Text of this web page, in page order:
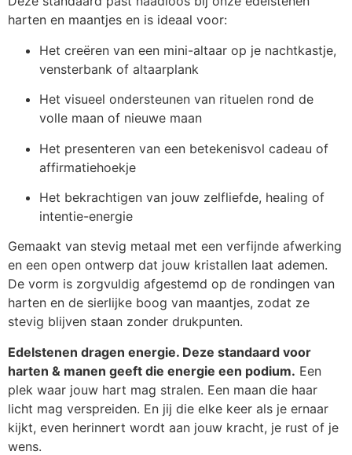
harten en maantjes en is ideaal voor:
Het creëren van een mini-altaar op je nachtkastje,
vensterbank of altaarplank
Het visueel ondersteunen van rituelen rond de
volle maan of nieuwe maan
Het presenteren van een betekenisvol cadeau of
affirmatiehoekje
Het bekrachtigen van jouw zelfliefde, healing of
intentie-energie
Gemaakt van stevig metaal met een verfijnde afwerking
en een open ontwerp dat jouw kristallen laat ademen.
De vorm is zorgvuldig afgestemd op de rondingen van
harten en de sierlijke boog van maantjes, zodat ze
stevig blijven staan zonder drukpunten.
Edelstenen dragen energie. Deze standaard voor
harten & manen geeft die energie een podium. Een
plek waar jouw hart mag stralen. Een maan die haar
licht mag verspreiden. En jij die elke keer als je ernaar
kijkt, even herinnert wordt aan jouw kracht, je rust of je
wens.